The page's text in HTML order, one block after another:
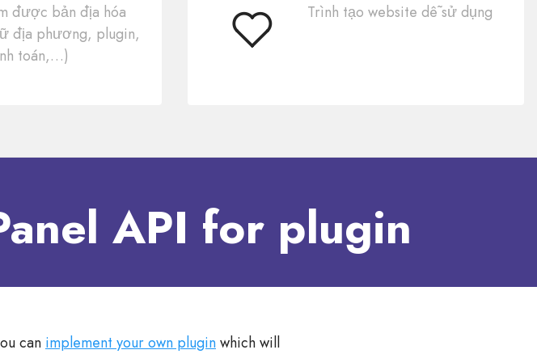
được bản địa hóa
địa phương, plugin,
toán,…)
Dễ
Trình tạo website dễ sử dụng
API for plugin
can implement your own pluginwhich will